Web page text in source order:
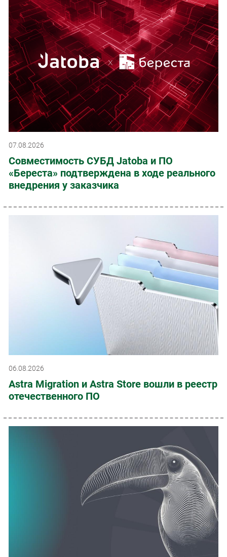
07.08.2026
Совместимость СУБД Jatoba и ПО
«Береста» подтверждена в ходе реального
внедрения у заказчика
06.08.2026
Astra Migration и Astra Store вошли в реестр
отечественного ПО